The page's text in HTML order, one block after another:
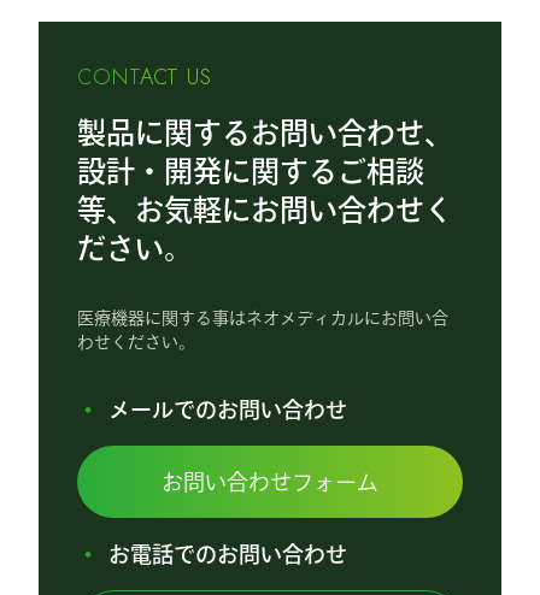
CONTACT US
製品に関するお問い合わせ、
設計・開発に関するご相談
等、お気軽にお問い合わせく
ださい。
医療機器に関する事はネオメディカルにお問い合
わせください。
メールでのお問い合わせ
お問い合わせフォーム
お電話でのお問い合わせ